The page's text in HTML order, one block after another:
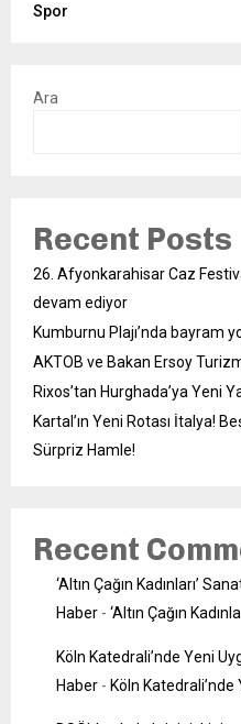
Spor
Ara
Recent Posts
26. Afyonkarahisar Caz
devam ediyor
Kumburnu Plajı’nda bayram
AKTOB ve Bakan Ersoy
Rixos’tan Hurghada’ya Yeni
Kartal’ın Yeni Rotası İtalya!
Sürpriz Hamle!
Recent
‘Altın Çağın Kadınları’
Haber - ‘Altın Çağın
Köln Katedrali’nde Yeni
Haber - Köln